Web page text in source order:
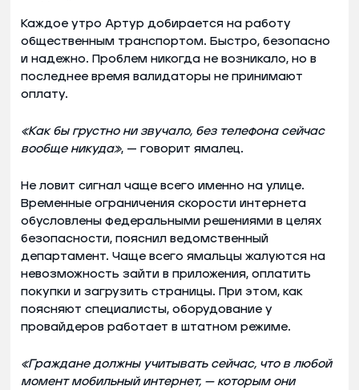
Каждое утро Артур добирается на работу
общественным транспортом. Быстро, безопасно
и надежно. Проблем никогда не возникало, но в
последнее время валидаторы не принимают
оплату.
«Как бы грустно ни звучало, без телефона сейчас
вообще никуда», — говорит ямалец.
Не ловит сигнал чаще всего именно на улице.
Временные ограничения скорости интернета
обусловлены федеральными решениями в целях
безопасности, пояснил ведомственный
департамент. Чаще всего ямальцы жалуются на
невозможность зайти в приложения, оплатить
покупки и загрузить страницы. При этом, как
поясняют специалисты, оборудование у
провайдеров работает в штатном режиме.
«Граждане должны учитывать сейчас, что в любой
момент мобильный интернет, — которым они